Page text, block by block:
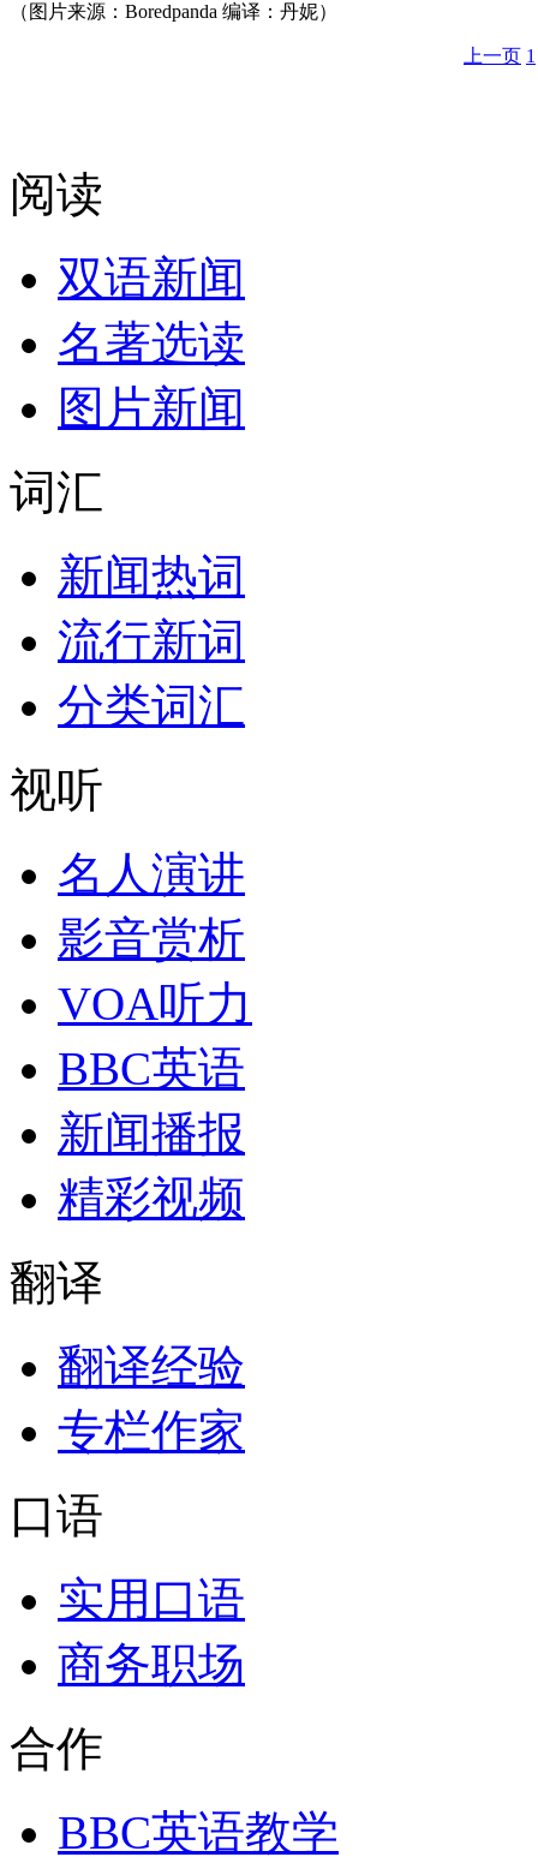
（图片来源：Boredpanda 编译：丹妮）
上一页 1
阅读
双语新闻
名著选读
图片新闻
词汇
新闻热词
流行新词
分类词汇
视听
名人演讲
影音赏析
VOA听力
BBC英语
新闻播报
精彩视频
翻译
翻译经验
专栏作家
口语
实用口语
商务职场
合作
BBC英语教学